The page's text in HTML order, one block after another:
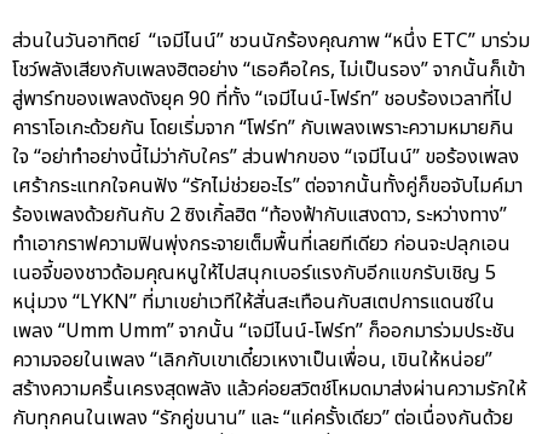
ส่วนในวันอาทิตย์ “เจมีไนน์” ชวนนักร้องคุณภาพ “หนึ่ง ETC” มาร่วม
โชว์พลังเสียงกับเพลงฮิตอย่าง “เธอคือใคร, ไม่เป็นรอง” จากนั้นก็เข้า
สู่พาร์ทของเพลงดังยุค 90 ที่ทั้ง “เจมีไนน์-โฟร์ท” ชอบร้องเวลาที่ไป
คาราโอเกะด้วยกัน โดยเริ่มจาก “โฟร์ท” กับเพลงเพราะความหมายกิน
ใจ “อย่าทำอย่างนี้ไม่ว่ากับใคร” ส่วนฟากของ “เจมีไนน์” ขอร้องเพลง
เศร้ากระแทกใจคนฟัง “รักไม่ช่วยอะไร” ต่อจากนั้นทั้งคู่ก็ขอจับไมค์มา
ร้องเพลงด้วยกันกับ 2 ซิงเกิ้ลฮิต “ท้องฟ้ากับแสงดาว, ระหว่างทาง”
ทำเอากราฟความฟินพุ่งกระจายเต็มพื้นที่เลยทีเดียว ก่อนจะปลุกเอน
เนอจี้ของชาวด้อมคุณหนูให้ไปสนุกเบอร์แรงกับอีกแขกรับเชิญ 5
หนุ่มวง “LYKN” ที่มาเขย่าเวทีให้สั่นสะเทือนกับสเตปการแดนซ์ใน
เพลง “Umm Umm” จากนั้น “เจมีไนน์-โฟร์ท” ก็ออกมาร่วมประชัน
ความจอยในเพลง “เลิกกับเขาเดี๋ยวเหงาเป็นเพื่อน, เขินให้หน่อย”
สร้างความครื้นเครงสุดพลัง แล้วค่อยสวิตช์โหมดมาส่งผ่านความรักให้
กับทุกคนในเพลง “รักคู่ขนาน” และ “แค่ครั้งเดียว” ต่อเนื่องกันด้วย